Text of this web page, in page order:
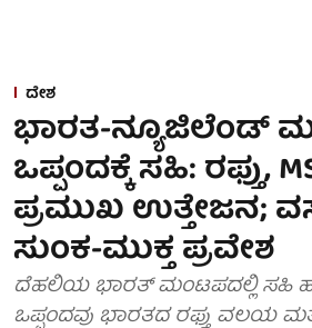
ದೇಶ
ಭಾರತ-ನ್ಯೂಜಿಲೆಂಡ್
ಒಪ್ಪಂದಕ್ಕೆ ಸಹಿ: ರಫ್ತು,
ಪ್ರಮುಖ ಉತ್ತೇಜನ;
ಸುಂಕ-ಮುಕ್ತ ಪ್ರವೇಶ
ದೆಹಲಿಯ ಭಾರತ್ ಮಂಟಪದಲ್ಲಿ ಸಹಿ
ಒಪ್ಪಂದವು ಭಾರತದ ರಫ್ತು ವಲಯ